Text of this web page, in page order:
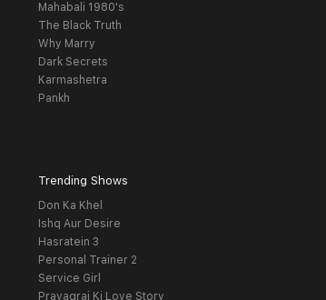
Mahabali 1980's
The Black Truth
Why Marry
Dark Secrets
Karmashetra
Pankh
Trending Shows
Don Ka Khel
Ishq Aur Desire
Hasratein 3
Personal Trainer 2
Service Girl
Prayagraj Ki Love Story